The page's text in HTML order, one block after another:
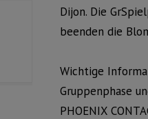
Dijon. Die
beenden die
Wichtige
Gruppenphase
PHOENIX